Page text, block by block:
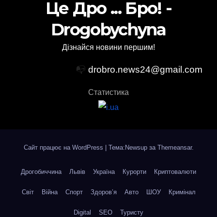
Це Дро ... Бро! -
Drogobychyna
Дізнайся новини першим!
📭 drobro.news24@gmail.com
Статистика
Сайт працює на WordPress | Тема:Newsup за Themeansar.
Дрогобиччина Львів Україна Курорти Криптовалюти
Світ Війна Спорт Здоров’я Авто ШОУ Кримінал
Digital SEO Туристу